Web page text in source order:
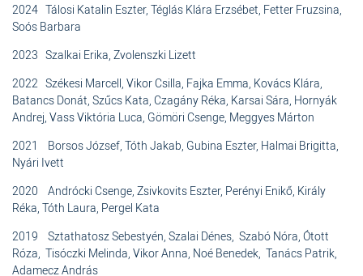
2024 Tálosi Katalin Eszter, Téglás Klára Erzsébet, Fetter Fruzsina,
Soós Barbara
2023 Szalkai Erika, Zvolenszki Lizett
2022 Székesi Marcell, Vikor Csilla, Fajka Emma, Kovács Klára,
Batancs Donát, Szűcs Kata, Czagány Réka, Karsai Sára, Hornyák
Andrej, Vass Viktória Luca, Gömöri Csenge, Meggyes Márton
2021 Borsos József, Tóth Jakab, Gubina Eszter, Halmai Brigitta,
Nyári Ivett
2020 Andrócki Csenge, Zsivkovits Eszter, Perényi Enikő, Király
Réka, Tóth Laura, Pergel Kata
2019 Sztathatosz Sebestyén, Szalai Dénes, Szabó Nóra, Ótott
Róza, Tisóczki Melinda, Vikor Anna, Noé Benedek, Tanács Patrik,
Adamecz András